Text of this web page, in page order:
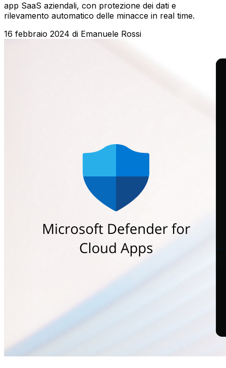
app SaaS aziendali, con protezione dei dati e
rilevamento automatico delle minacce in real time.
16 febbraio 2024 di Emanuele Rossi